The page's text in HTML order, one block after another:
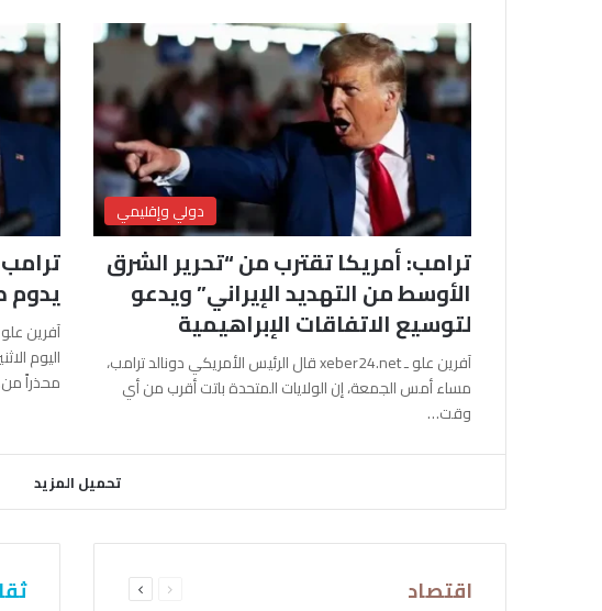
دولي وإقليمي
ترامب: أمريكا تقترب من “تحرير الشرق
الأوسط من التهديد الإيراني” ويدعو
لتوسيع الاتفاقات الإبراهيمية
آفرين علو ـ xeber24.net قال الرئيس الأمريكي دونالد ترامب،
مساء أمس الجمعة، إن الولايات المتحدة باتت أقرب من أي
وقت…
يدوم
اليوم
محذراً
تحميل المزيد
اقتصاد الصفحةالصفحة